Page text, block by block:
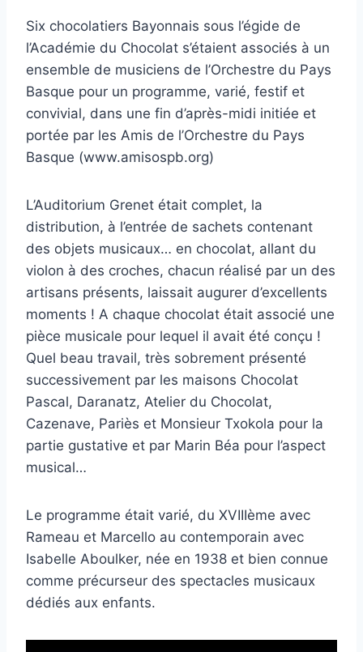
Six chocolatiers Bayonnais sous l’égide de
l’Académie du Chocolat s’étaient associés à un
ensemble de musiciens de l’Orchestre du Pays
Basque pour un programme, varié, festif et
convivial, dans une fin d’après-midi initiée et
portée par les Amis de l’Orchestre du Pays
Basque (www.amisospb.org)
L’Auditorium Grenet était complet, la
distribution, à l’entrée de sachets contenant
des objets musicaux… en chocolat, allant du
violon à des croches, chacun réalisé par un des
artisans présents, laissait augurer d’excellents
moments ! A chaque chocolat était associé une
pièce musicale pour lequel il avait été conçu !
Quel beau travail, très sobrement présenté
successivement par les maisons Chocolat
Pascal, Daranatz, Atelier du Chocolat,
Cazenave, Pariès et Monsieur Txokola pour la
partie gustative et par Marin Béa pour l’aspect
musical…
Le programme était varié, du XVIIIème avec
Rameau et Marcello au contemporain avec
Isabelle Aboulker, née en 1938 et bien connue
comme précurseur des spectacles musicaux
dédiés aux enfants.